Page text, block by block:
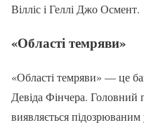
Вілліс і Геллі Джо Осмент.
«Області темряви»
«Області темряви» — це
Девіда Фінчера. Головний
виявляється